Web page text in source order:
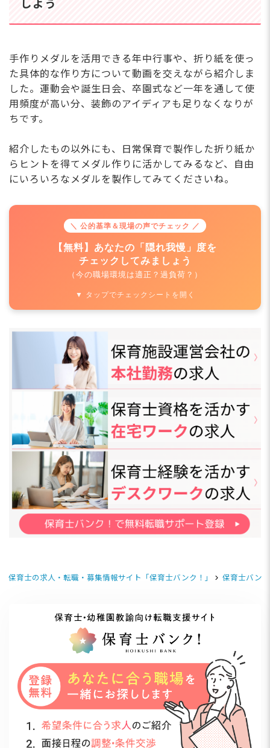
しよう
手作りメダルを活用できる年中行事や、折り紙を使っ
た具体的な作り方について動画を交えながら紹介しま
した。運動会や誕生日会、卒園式など一年を通して使
用頻度が高い分、装飾のアイディアも足りなくなりが
ちです。
紹介したもの以外にも、日常保育で製作した折り紙か
らヒントを得てメダル作りに活かしてみるなど、自由
にいろいろなメダルを製作してみてくださいね。
＼ 公的基準＆現場の声でチェック ／
【無料】あなたの「隠れ我慢」度を
チェックしてみましょう
（今の職場環境は適正？過負荷？）
▼ タップでチェックシートを開く
保育士の求人・転職・募集情報サイト「保育士バンク！」 保育士バン